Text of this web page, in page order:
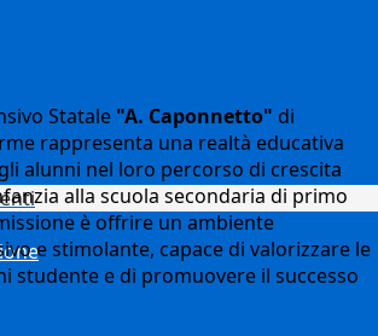
Statale "A. Caponnetto" di
rappresenta una realtà educativa
alunni nel loro percorso di crescita
alla scuola secondaria di primo
è offrire un ambiente
e stimolante, capace di valorizzare le
studente e di promuovere il successo